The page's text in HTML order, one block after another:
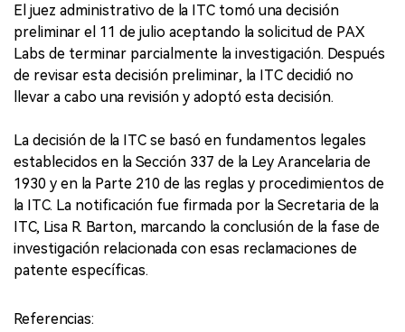
El juez administrativo de la ITC tomó una decisión
preliminar el 11 de julio aceptando la solicitud de PAX
Labs de terminar parcialmente la investigación. Después
de revisar esta decisión preliminar, la ITC decidió no
llevar a cabo una revisión y adoptó esta decisión.
La decisión de la ITC se basó en fundamentos legales
establecidos en la Sección 337 de la Ley Arancelaria de
1930 y en la Parte 210 de las reglas y procedimientos de
la ITC. La notificación fue firmada por la Secretaria de la
ITC, Lisa R. Barton, marcando la conclusión de la fase de
investigación relacionada con esas reclamaciones de
patente específicas.
Referencias: